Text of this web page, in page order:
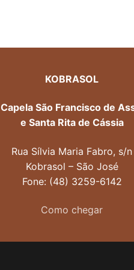
KOBRASOL
Capela São Francisco de
e Santa Rita de Cássia
Rua Sílvia Maria Fabro, s/n
Kobrasol – São José
Fone: (48) 3259-6142
Como chegar